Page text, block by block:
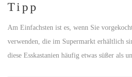
Tipp
Am Einfachsten ist es, wenn Sie
verwenden, die im Supermarkt erhältlich
diese Esskastanien häufig etwas süßer als